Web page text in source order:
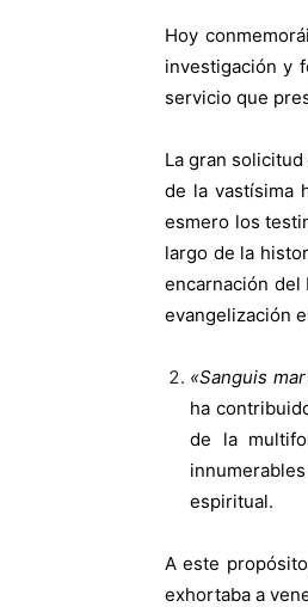
Hoy
investigación y
servicio que
La gran
de la vastísima
esmero los
largo de la
encarnación del
evangelización
«Sanguis
ha
de la
espiritual.
A este
exhortaba a